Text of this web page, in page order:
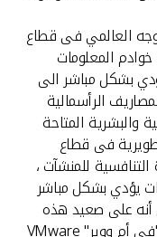
العالمي فى قطاع
المعلومات
بشكل مباشر الى
الرأسمالية
والبشرية المتاحة
فى قطاع
للمنشآت ،
يؤدي بشكل مباشر
أنه على صعيد هذه